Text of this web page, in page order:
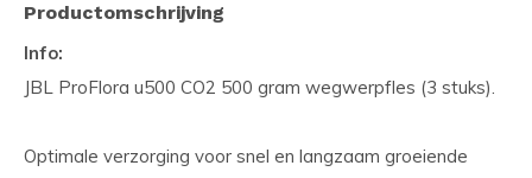
Productomschrijving
Info:
JBL ProFlora u500 CO2 500 gram wegwerpfles (3 stuks).
Optimale verzorging voor snel en langzaam groeiende